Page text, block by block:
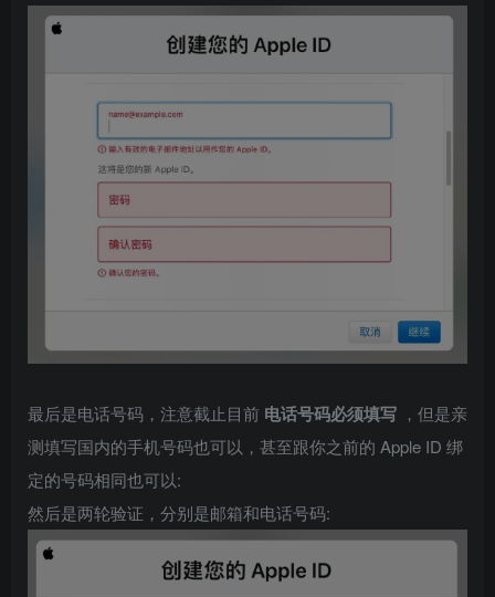
最后是电话号码，注意截止目前 电话号码必须填写 ，但是亲
测填写国内的手机号码也可以，甚至跟你之前的 Apple ID 绑
定的号码相同也可以:
然后是两轮验证，分别是邮箱和电话号码: